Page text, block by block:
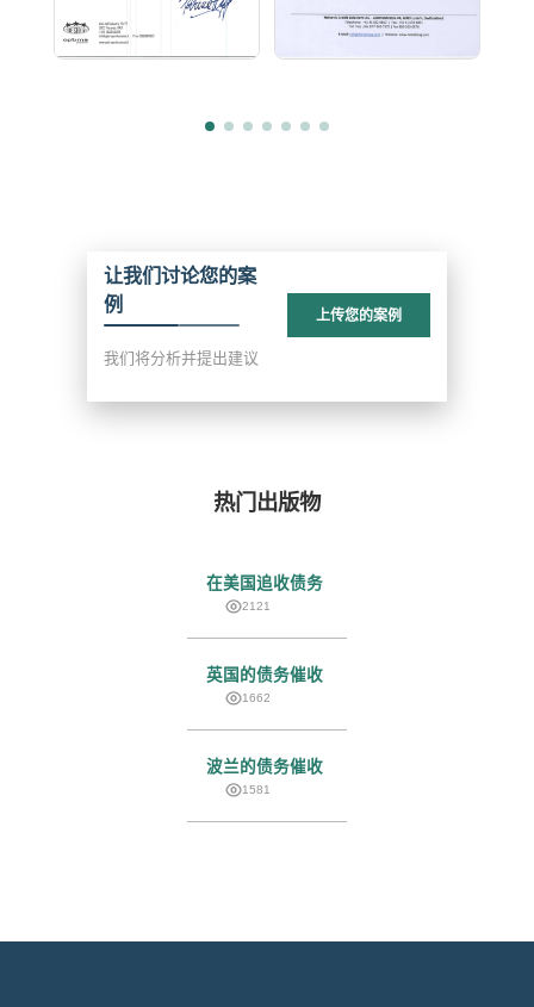
热门出版物
在美国追收债务
2121
英国的债务催收
1662
波兰的债务催收
1581
让我们讨论您的案
例
我们将分析并提出建议
上传您的案例